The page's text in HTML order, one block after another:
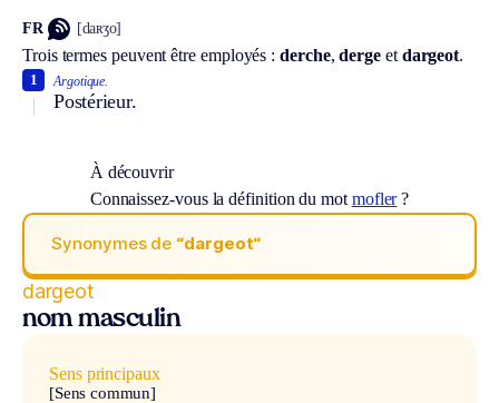
FR [daʀʒo]
Trois termes peuvent être employés :derche,derge et dargeot.
Argotique.
Postérieur.
1
À découvrir
Connaissez-vous la définition du mot mofler?
Synonymes de “dargeot“
dargeot
nom masculin
Sens principaux
[Sens commun]